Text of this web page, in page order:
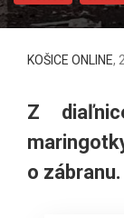
KOŠICE ONLINE,
Z
o zábranu.